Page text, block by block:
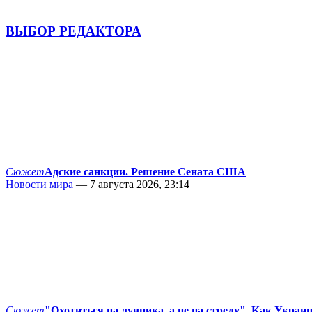
ВЫБОР РЕДАКТОРА
СюжетАдские санкции. Решение Сената США
Новости мира — 7 августа 2026, 23:14